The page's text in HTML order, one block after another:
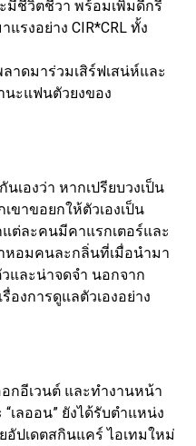
ชีวิตชีวา พร้อมเพิ่มดีกรี
รงอย่าง CIR*CRL ทั้ง
าดมาร่วมเสิร์ฟเสน่ห์และ
นะแฟนตัวยงของ
นเองว่า หากเปรียบวงเป็น
เขาขอยกให้ตัวเองเป็น
แต่ละคนมีคาแรกเตอร์และ
หอมคนละกลิ่นที่เมื่อนำมา
และน่าจดจำ นอกจาก
องการดูแลตัวเองอย่าง
กอีเวนต์ และทำงานหน้า
เลออน” ยังได้รับตำแหน่ง
อัปเดตสกินแคร์ ไอเทมใหม่